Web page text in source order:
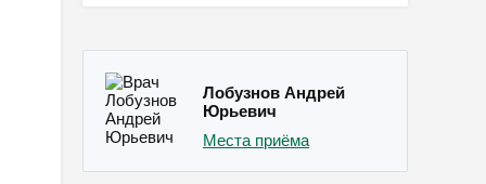
Лобузнов Андрей
Юрьевич
Места приёма